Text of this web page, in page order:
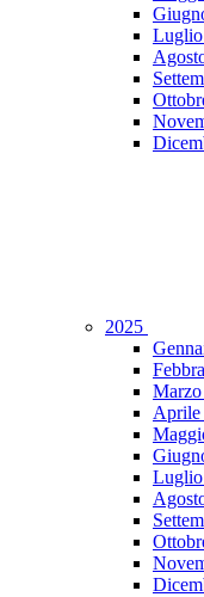
Luglio
2025
Marzo
Aprile
Luglio